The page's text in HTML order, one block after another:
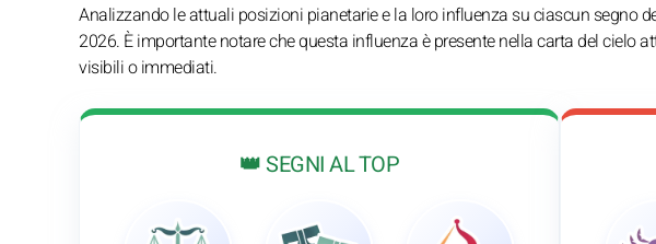
Analizzando le attuali posizioni pianetarie e la loro influenza su ciascun segno
2026. È importante notare che questa influenza è presente nella carta del cielo
visibili o immediati.
👑 SEGNI AL TOP